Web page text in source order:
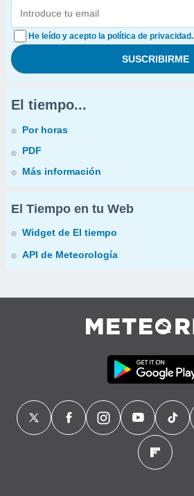
He leído y acepto la política de privacidad.
El tiempo...
Por horas
PDF
Más información
El Tiempo en tu Web
Widget de El tiempo
API de Meteorología